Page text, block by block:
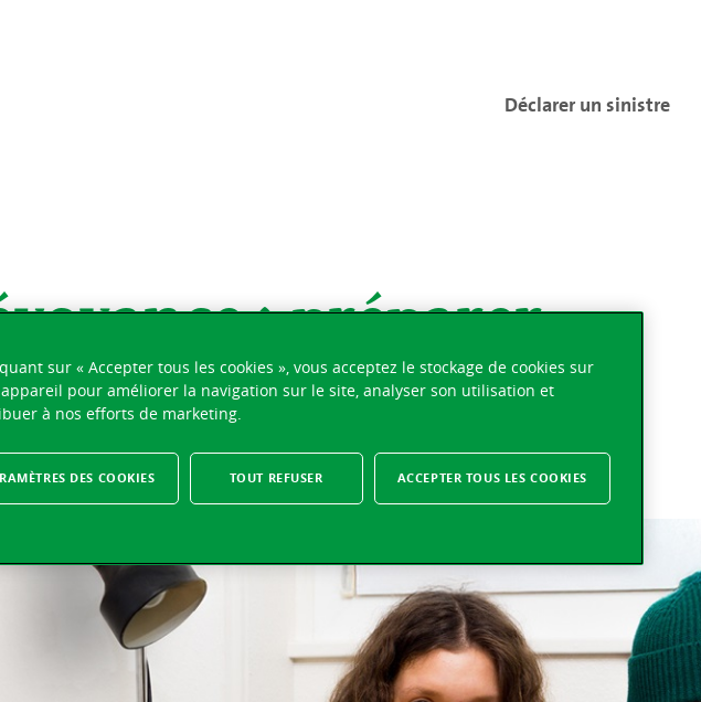
Déclarer un sinistre
: préparer
100.- par mois
Krähenbühl
sur « Accepter tous les cookies », vous acceptez le stockage de cookies sur
pour améliorer la navigation sur le site, analyser son utilisation et
à nos efforts de marketing.
TOUT REFUSER ACCEPTER TOUS LES COOKIES
DES COOKIES